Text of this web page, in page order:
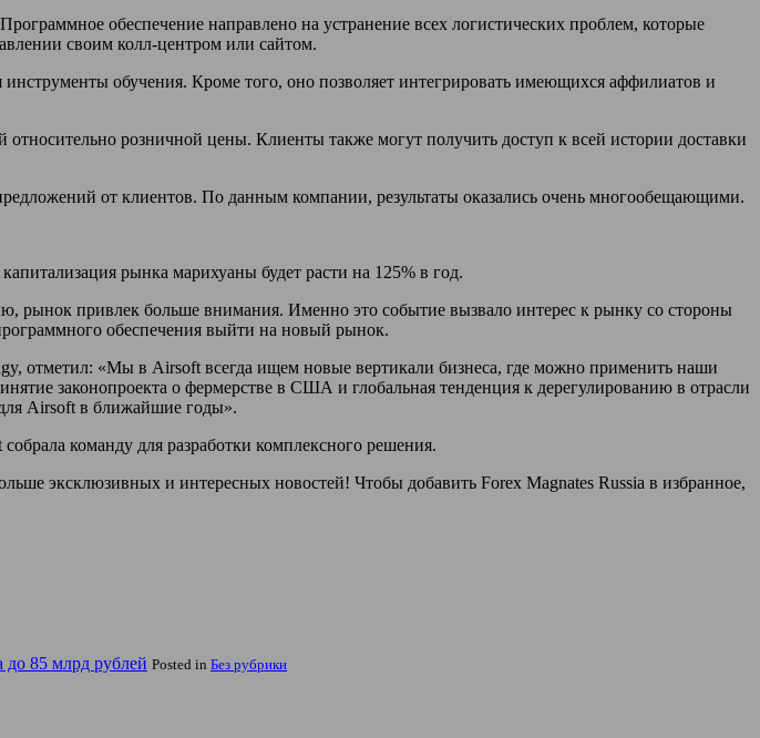
обеспечение направлено на устранение всех логистических проблем, которые
своим колл-центром или сайтом.
обучения. Кроме того, оно позволяет интегрировать имеющихся аффилиатов и
розничной цены. Клиенты также могут получить доступ к всей истории доставки
от клиентов. По данным компании, результаты оказались очень многообещающими.
рынка марихуаны будет расти на 125% в год.
рынок привлек больше внимания. Именно это событие вызвало интерес к рынку со стороны
обеспечения выйти на новый рынок.
отметил: «Мы в Airsoft всегда ищем новые вертикали бизнеса, где можно применить наши
законопроекта о фермерстве в США и глобальная тенденция к дерегулированию в отрасли
Airsoft в ближайшие годы».
команду для разработки комплексного решения.
эксклюзивных и интересных новостей! Чтобы добавить Forex Magnates Russia в избранное,
до 85 млрд рублей Posted in Без рубрики